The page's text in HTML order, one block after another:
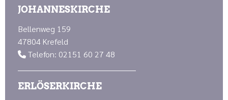
JOHANNESKIRCHE
Bellenweg 159
47804 Krefeld
 Telefon: 02151 60 27 48
ERLÖSERKIRCHE